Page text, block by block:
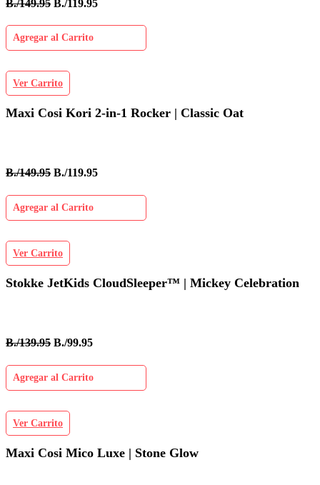
B./149.95 B./119.95
Agregar al Carrito
Ver Carrito
Maxi Cosi Kori 2-in-1 Rocker | Classic Oat
B./149.95 B./119.95
Agregar al Carrito
Ver Carrito
Stokke JetKids CloudSleeper™ | Mickey Celebration
B./139.95 B./99.95
Agregar al Carrito
Ver Carrito
Maxi Cosi Mico Luxe | Stone Glow